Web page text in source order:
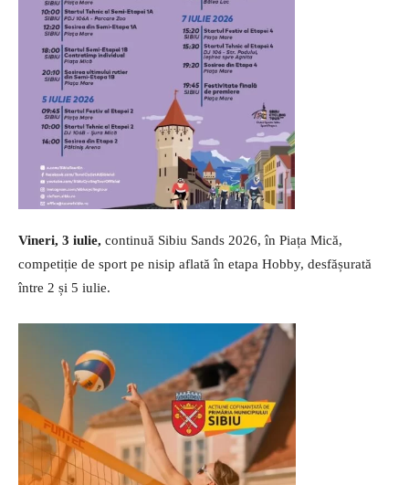
Vineri, 3 iulie, continuă Sibiu Sands 2026, în Piața Mică,
competiție de sport pe nisip aflată în etapa Hobby, desfășurată
între 2 și 5 iulie.